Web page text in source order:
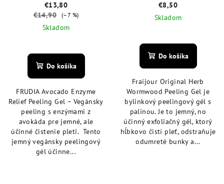
€13,80
€14,90
(–7 %)
Skladom
hodnotenie
produktu
z
5
hviezdičiek.
Do košíka
FRUDIA Avocado Enzyme
Relief Peeling Gel – Vegánsky
peeling s enzýmami z
avokáda pre jemné, ale
účinné čistenie pleti. Tento
jemný vegánsky peelingový
gél účinne...
€8,50
Skladom
hodnotenie
produktu
z
5
hviezdičiek.
Do košíka
Fraijour Original Herb
Wormwood Peeling Gel je
bylinkový peelingový gél s
palinou. Je to jemný, no
účinný exfoliačný gél, ktorý
hĺbkovo čistí pleť, odstraňuje
odumreté bunky a...